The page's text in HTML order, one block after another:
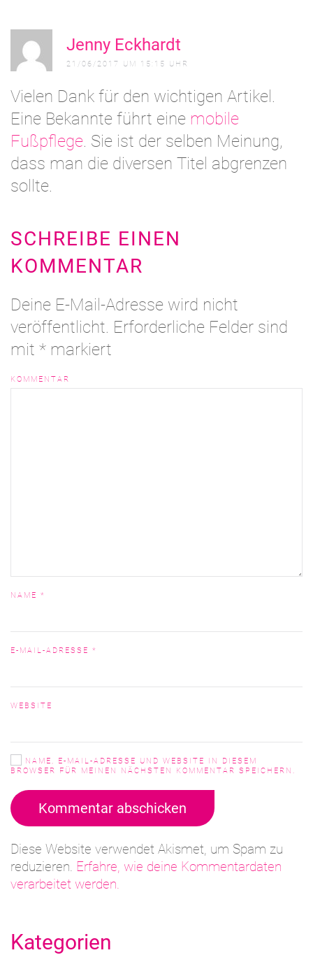
Jenny Eckhardt
21/06/2017 UM 15:15 UHR
Vielen Dank für den wichtigen Artikel.
Eine Bekannte führt eine mobile
Fußpflege. Sie ist der selben Meinung,
dass man die diversen Titel abgrenzen
sollte.
SCHREIBE EINEN
KOMMENTAR
Deine E-Mail-Adresse wird nicht
veröffentlicht. Erforderliche Felder sind
mit * markiert
KOMMENTAR
NAME *
E-MAIL-ADRESSE *
WEBSITE
NAME, E-MAIL-ADRESSE UND WEBSITE IN DIESEM
BROWSER FÜR MEINEN NÄCHSTEN KOMMENTAR SPEICHERN.
Kommentar abschicken
Diese Website verwendet Akismet, um Spam zu
reduzieren. Erfahre, wie deine Kommentardaten
verarbeitet werden.
Kategorien